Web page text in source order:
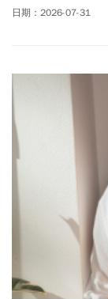
威」紀錄。有機會
南，距離台灣更近
（8/6）至週日（
觀察。中央大學大
西進行，朝日本
影響因素。各國主
調整。至於溫度方
酷暑」。未來一週
以上。氣象署提
曬和防中暑。
日期：2026-07-31